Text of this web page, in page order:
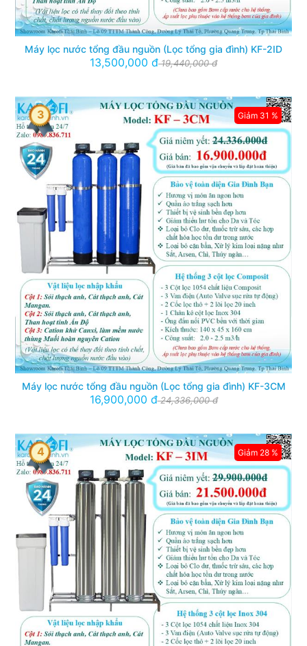
Máy lọc nước tổng đầu nguồn (Lọc tổng gia đình) KF-2ID
13,500,000 đ19,440,000 đ
3
Máy lọc nước tổng đầu nguồn (Lọc tổng gia đình) KF-3CM
16,900,000 đ24,336,000 đ
Giảm 31 %
4 Giảm 28 %